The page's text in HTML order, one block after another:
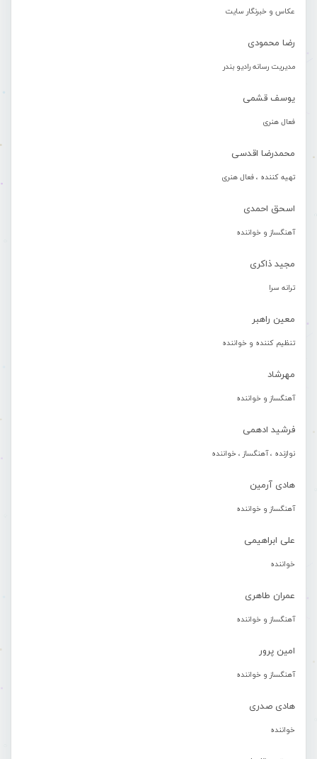
عکاس و خبرنگار سایت
رضا محمودی
مدیریت رسانه رادیو بندر
یوسف قشمی
فعال هنری
محمدرضا اقدسی
تهیه کننده ، فعال هنری
اسحق احمدی
آهنگساز و خواننده
مجید ذاکری
ترانه سرا
معین راهبر
تنظیم کننده و خواننده
مهرشاد
آهنگساز و خواننده
فرشید ادهمی
نوازنده ، آهنگساز ، خواننده
هادی آرمین
آهنگساز و خواننده
علی ابراهیمی
خواننده
عمران طاهری
آهنگساز و خواننده
امین پرور
آهنگساز و خواننده
هادی صدری
خواننده